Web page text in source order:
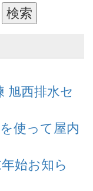
旭西排水セ
使って屋内
始お知ら